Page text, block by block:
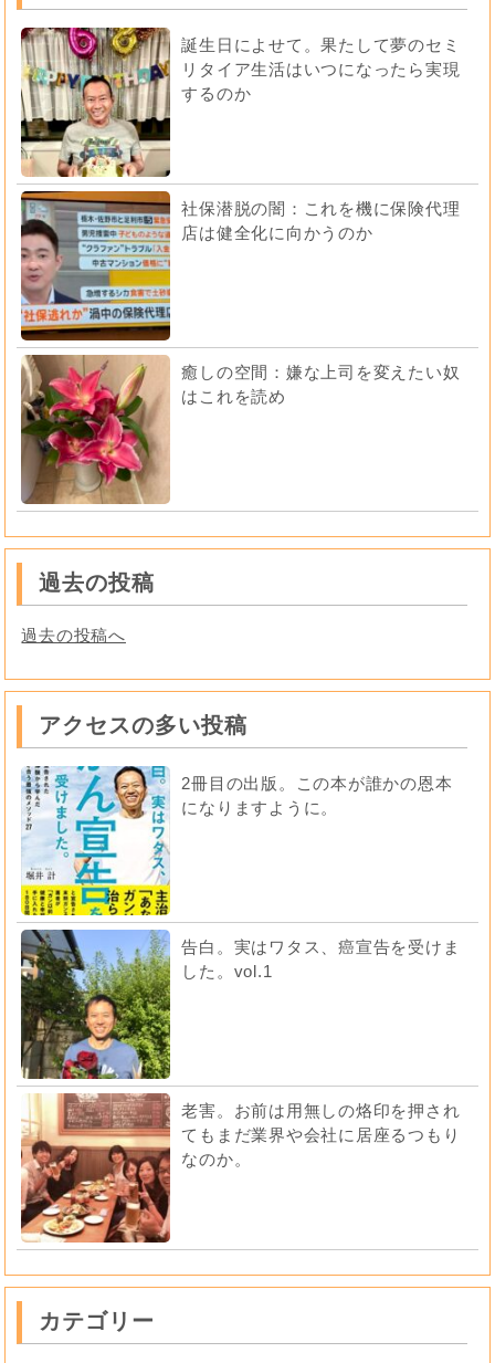
誕生日によせて。果たして夢のセミ
リタイア生活はいつになったら実現
するのか
社保潜脱の闇：これを機に保険代理
店は健全化に向かうのか
癒しの空間：嫌な上司を変えたい奴
はこれを読め
過去の投稿
過去の投稿へ
アクセスの多い投稿
2冊目の出版。この本が誰かの恩本
になりますように。
告白。実はワタス、癌宣告を受けま
した。vol.1
老害。お前は用無しの烙印を押され
てもまだ業界や会社に居座るつもり
なのか。
カテゴリー